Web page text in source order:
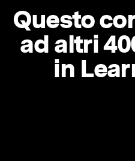
Questo
ad altri
in